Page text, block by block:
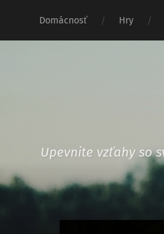
Domácnosť Hry
Upevnite vzťahy so